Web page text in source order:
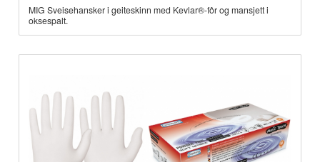
MIG Sveisehansker i geiteskinn med Kevlar®-fôr og mansjett i
oksespalt.